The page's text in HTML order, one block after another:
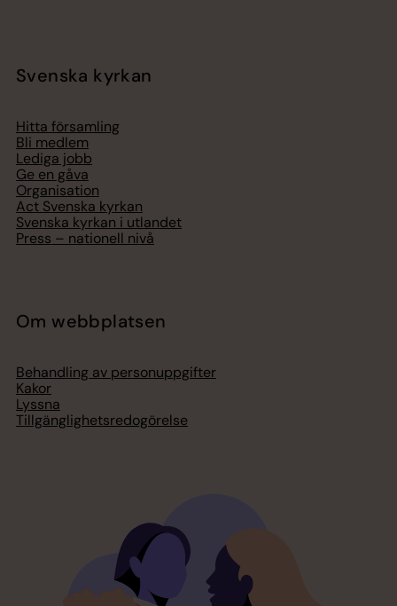
Svenska kyrkan
Hitta församling
Bli medlem
Lediga jobb
Ge en gåva
Organisation
Act Svenska kyrkan
Svenska kyrkan i utlandet
Press – nationell nivå
Om webbplatsen
Behandling av personuppgifter
Kakor
Lyssna
Tillgänglighetsredogörelse